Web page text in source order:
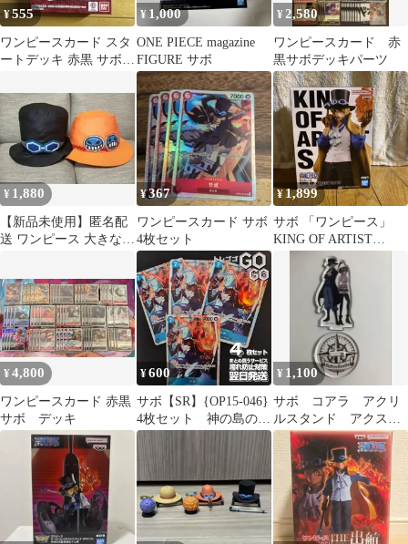
¥555
ワンピースカード スタ
ートデッキ 赤黒 サボ
¥ 1,000
ONE PIECE magazine
FIGURE サボ
¥ 2,580
ワンピースカード 赤
黒サボデッキパーツ
¥ 1,880
【新品未使用】匿名配
送 ワンピース 大きなサ
¥367
ワンピースカード サボ
4枚セット
¥1,899
サボ 「ワンピース」
KING OF ARTIST
¥4,800
ワンピースカード 赤黒
サボ デッキ
¥600
サボ【SR】{OP15-046}
4枚セット 神の島の冒
険【OP-15】@6
¥ 1,100
サボ コアラ アクリ
ルスタンド アクス
タ ワンピース